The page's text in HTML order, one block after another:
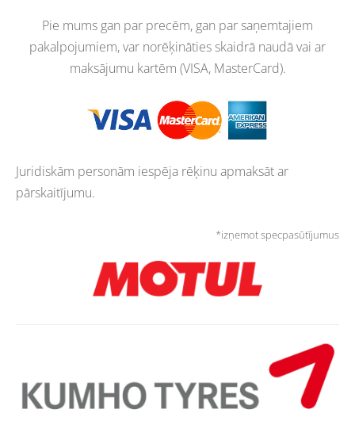
Pie mums gan par precēm, gan par saņemtajiem
pakalpojumiem, var norēķināties skaidrā naudā vai ar
maksājumu kartēm (VISA, MasterCard).
Juridiskām personām iespēja rēķinu apmaksāt ar
pārskaitījumu.
*izņemot specpasūtījumus